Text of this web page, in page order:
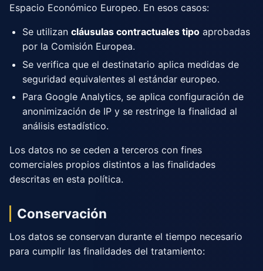
Espacio Económico Europeo. En esos casos:
Se utilizancláusulas contractuales tipo aprobadas
por la Comisión Europea.
Se verifica que el destinatario aplica medidas de
seguridad equivalentes al estándar europeo.
Para Google Analytics, se aplica configuración de
anonimización de IP y se restringe la finalidad al
análisis estadístico.
Los datos no se ceden a terceros con fines
comerciales propios distintos a las finalidades
descritas en esta política.
Conservación
Los datos se conservan durante el tiempo necesario
para cumplir las finalidades del tratamiento: